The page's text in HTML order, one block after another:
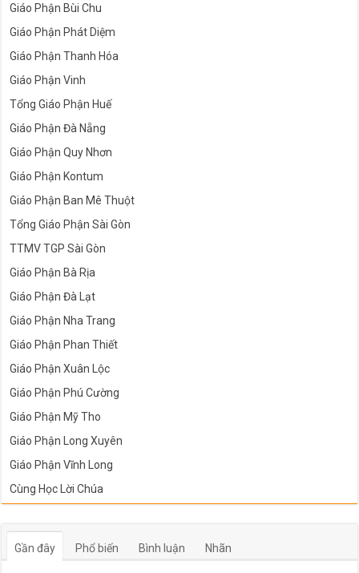
Giáo Phận Bùi Chu
Giáo Phận Phát Diệm
Giáo Phận Thanh Hóa
Giáo Phận Vinh
Tổng Giáo Phận Huế
Giáo Phận Đà Nẵng
Giáo Phận Quy Nhơn
Giáo Phận Kontum
Giáo Phận Ban Mê Thuột
Tổng Giáo Phận Sài Gòn
TTMV TGP Sài Gòn
Giáo Phận Bà Rịa
Giáo Phận Đà Lạt
Giáo Phận Nha Trang
Giáo Phận Phan Thiết
Giáo Phận Xuân Lộc
Giáo Phận Phú Cường
Giáo Phận Mỹ Tho
Giáo Phận Long Xuyên
Giáo Phận Vĩnh Long
Cùng Học Lời Chúa
Gần đây Phổ biến Bình luận Nhãn